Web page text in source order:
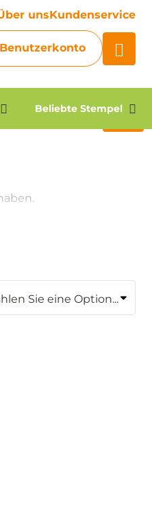
unsKundenservice
Beliebte Stempel
24/7 mit unserem